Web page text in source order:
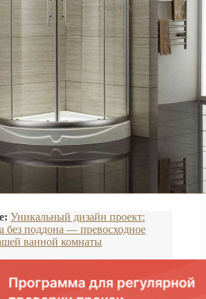
Уникальный дизайн проект:
без поддона — превосходное
ванной комнаты